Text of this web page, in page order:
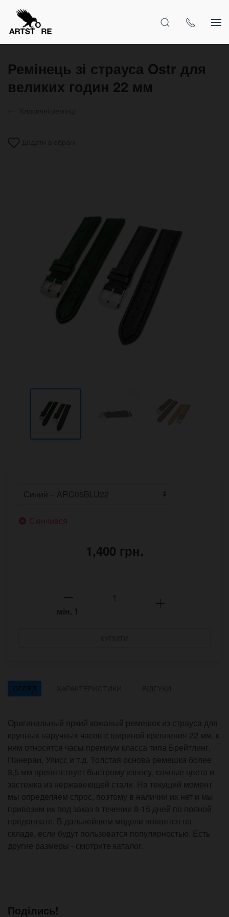
Ремінець зі страуса Ostr для
великих годин 22 мм
Скінчився
1,400 грн.
мін. 1
ОГЛЯД
Оригинальный яркий кожаный ремешок из страуса для
крупных наручных часов с шириной крепления 22 мм, к
ним относятся часы премиум класса типа Брейтлинг,
Панераи, Улисс и т.д. Толстая основа ремешка более
3,5 мм препятствует быстрому износу, сочные цвета и
застежка из нержавеющей стали. На текущий момент
мы определяем спрос, поэтому в наличии их нет и мы
привозим их под заказ в течении 8-15 дней по полной
предоплате. В дальнейшем модели появятся на
складе, если будут пользоватся популярностью. Есть
другие размеры - смотрите каталог.
Поділись!